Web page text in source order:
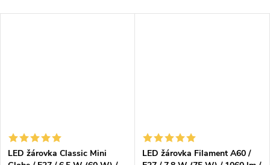
LED žárovka Classic Mini
LED žárovka Filament A60 /